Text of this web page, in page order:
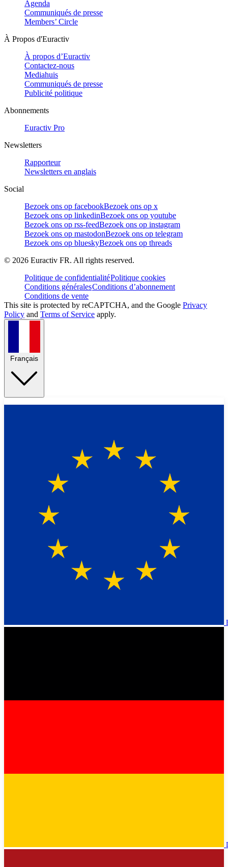
Agenda
Communiqués de presse
Members’ Circle
À Propos d'Euractiv
À propos d’Euractiv
Contactez-nous
Mediahuis
Communiqués de presse
Publicité politique
Abonnements
Euractiv Pro
Newsletters
Rapporteur
Newsletters en anglais
Social
Bezoek ons op facebookBezoek ons op x
Bezoek ons op linkedinBezoek ons op youtube
Bezoek ons op rss-feedBezoek ons op instagram
Bezoek ons op mastodonBezoek ons op telegram
Bezoek ons op blueskyBezoek ons op threads
© 2026 Euractiv FR. All rights reserved.
Politique de confidentialitéPolitique cookies
Conditions généralesConditions d’abonnement
Conditions de vente
This site is protected by reCAPTCHA, and the Google Privacy
Policy and Terms of Service apply.
Français